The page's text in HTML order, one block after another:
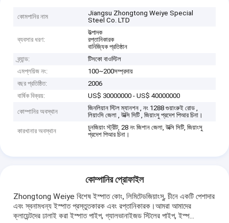
কোমপানির নাম
Jiangsu Zhongtong Weiye Special
Steel Co. LTD
ব্যবসার ধরণ:
উত্পাদক
রপ্তানিকারক
বানিজ্যিক প্রতিষ্ঠান
ব্র্যান্ড:
টিসকো বাওস্টিল
এমপ্লয়িজ নং:
100~200সম্প্রদায়
বছর প্রতিষ্ঠিত:
2006
বার্ষিক বিক্রয়:
US$ 30000000 - US$ 40000000
কোম্পানির অবস্থান
জিনলিয়ান স্টিল ম্যানশন , নং 1288 গুয়াংরুই রোড ,
লিয়াংসি জেলা , উক্সি সিটি , জিয়াংসু প্রদেশ পিআর চিনা।
কারখানার অবস্থান
চুনজিয়াং স্ট্রীট, 28 নং জিশান জেলা, উক্সি সিটি, জিয়াংসু
প্রদেশ পিআর চিনা।
কোম্পানির প্রোফাইল
Zhongtong Weiye বিশেষ ইস্পাত কোং, লিমিটেডজিয়াংসু, চীনে একটি পেশাদার
এবং স্বনামধন্য ইস্পাত প্রস্তুতকারক এবং রপ্তানিকারক।আমরা আমাদের
ক্লায়েন্টদের ঢালাই করা ইস্পাত পাইপ, গ্যালভানাইজড স্টিলের পাইপ, ইস্প...